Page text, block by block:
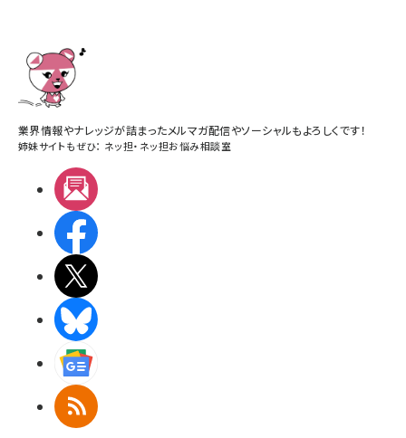
業界情報やナレッジが詰まったメルマガ配信やソーシャルもよろしくです！
姉妹サイトもぜひ： ネッ担・ ネッ担お悩み相談室
RSS